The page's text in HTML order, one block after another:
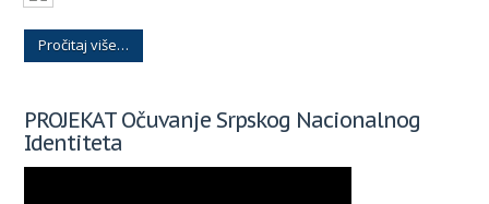
Pročitaj više…
PROJEKAT Očuvanje Srpskog Nacionalnog
Identiteta